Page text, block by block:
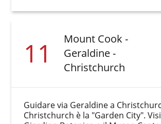
11
Mount Cook -
Geraldine -
Christchurch
Guidare via Geraldine a
Christchurch è la "Garden City".